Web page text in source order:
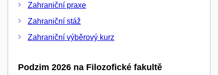
Zahraniční praxe
Zahraniční stáž
Zahraniční výběrový kurz
Podzim 2026 na Filozofické fakultě